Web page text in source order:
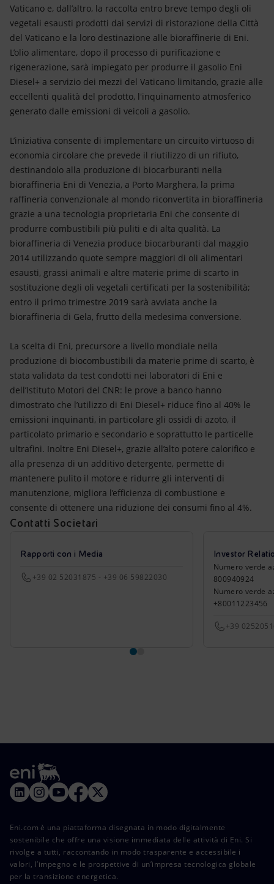
Vaticano e, dall’altro, la raccolta entro breve tempo degli oli
vegetali esausti prodotti dai servizi di ristorazione della Città
del Vaticano e la loro destinazione alle bioraffinerie di Eni.
L’olio alimentare, dopo il processo di purificazione e
rigenerazione, sarà impiegato per produrre il gasolio Eni
Diesel+ a servizio dei mezzi del Vaticano limitando, grazie alle
eccellenti qualità del prodotto, l'inquinamento atmosferico
generato dalle emissioni di veicoli a gasolio.
L’iniziativa consente di implementare un circuito virtuoso di
economia circolare che prevede il riutilizzo di un rifiuto,
destinandolo alla produzione di biocarburanti nella
bioraffineria Eni di Venezia, a Porto Marghera, la prima
raffineria convenzionale al mondo riconvertita in bioraffineria
grazie a una tecnologia proprietaria Eni che consente di
produrre combustibili più puliti e di alta qualità. La
bioraffineria di Venezia produce biocarburanti dal maggio
2014 utilizzando quote sempre maggiori di oli alimentari
esausti, grassi animali e altre materie prime di scarto in
sostituzione degli oli vegetali certificati per la sostenibilità;
entro il primo trimestre 2019 sarà avviata anche la
bioraffineria di Gela, frutto della medesima conversione.
La scelta di Eni, precursore a livello mondiale nella
produzione di biocombustibili da materie prime di scarto, è
stata validata da test condotti nei laboratori di Eni e
dell’Istituto Motori del CNR: le prove a banco hanno
dimostrato che l’utilizzo di Eni Diesel+ riduce fino al 40% le
emissioni inquinanti, in particolare gli ossidi di azoto, il
particolato primario e secondario e soprattutto le particelle
ultrafini. Inoltre Eni Diesel+, grazie all’alto potere calorifico e
alla presenza di un additivo detergente, permette di
mantenere pulito il motore e ridurre gli interventi di
manutenzione, migliora l’efficienza di combustione e
consente di ottenere una riduzione dei consumi fino al 4%.
Contatti Societari
Rapporti con i Media
+39 02 52031875 - +39 06 59822030
Investor
Numero verde
800940924
Numero verde
+80011223456
+39
Eni.com è una piattaforma disegnata in modo digitalmente
sostenibile che offre una visione immediata delle attività di Eni. Si
rivolge a tutti, raccontando in modo trasparente e accessibile i
valori, l’impegno e le prospettive di un’impresa tecnologica globale
per la transizione energetica.